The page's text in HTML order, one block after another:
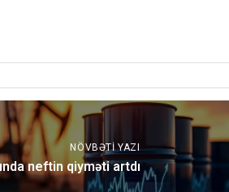
NÖVBƏTI YAZI
neftin qiyməti artdı